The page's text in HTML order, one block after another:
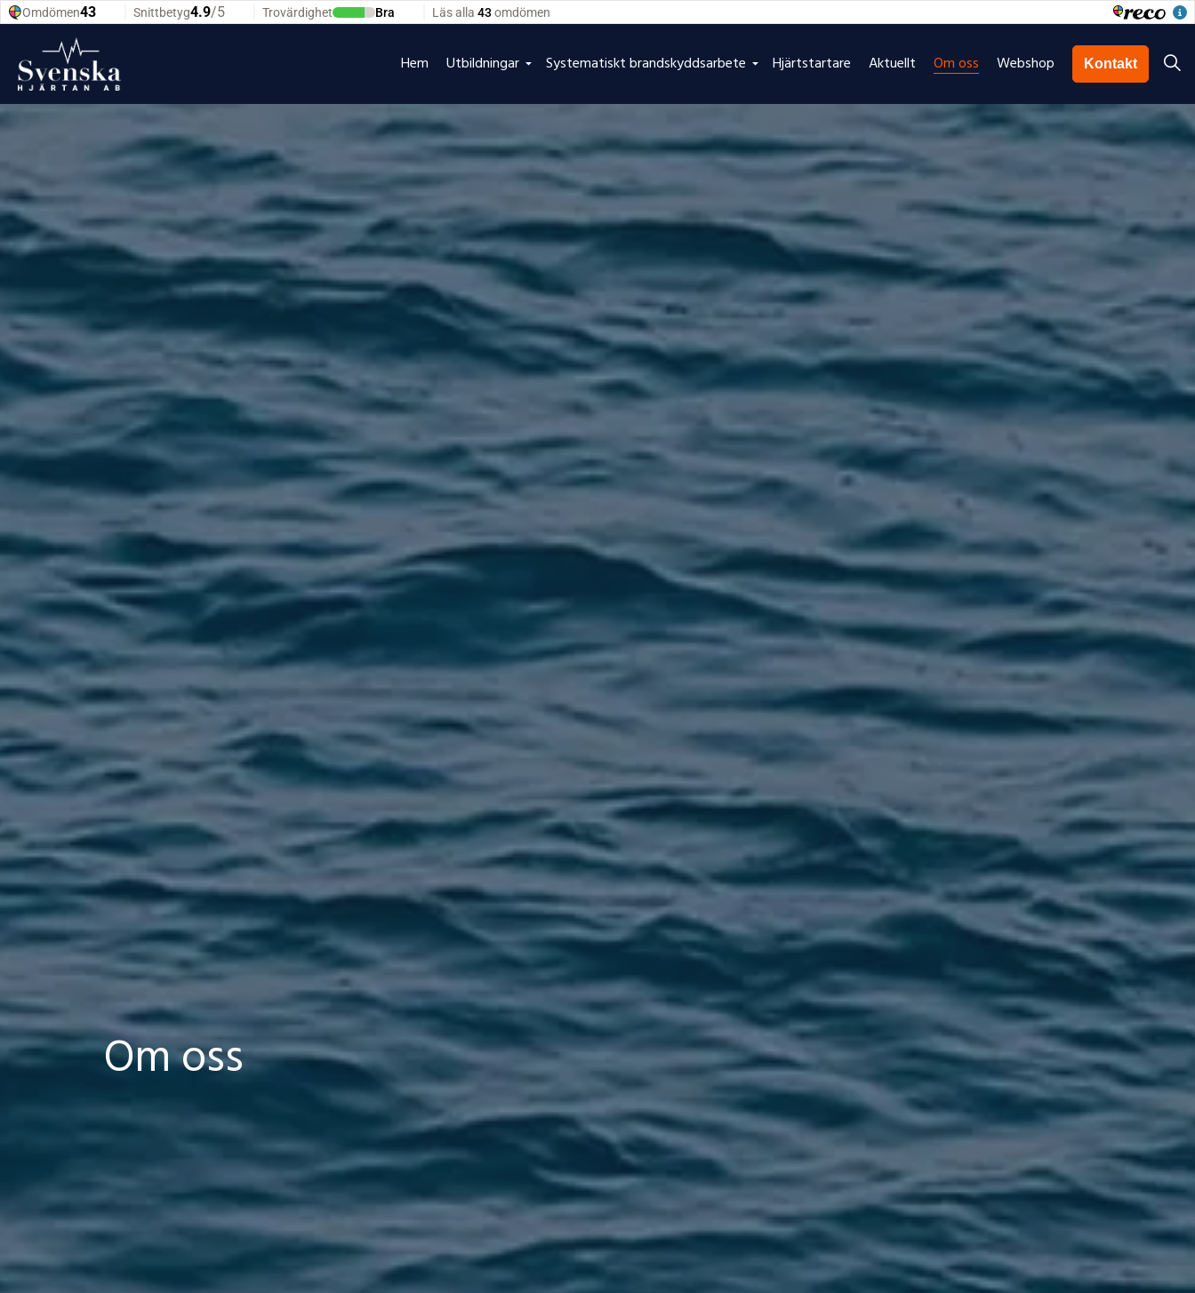
Hem Utbildningar Systematiskt brandskyddsarbete Hjärtstartare Aktuellt Om oss Webshop Kontakt
Om oss